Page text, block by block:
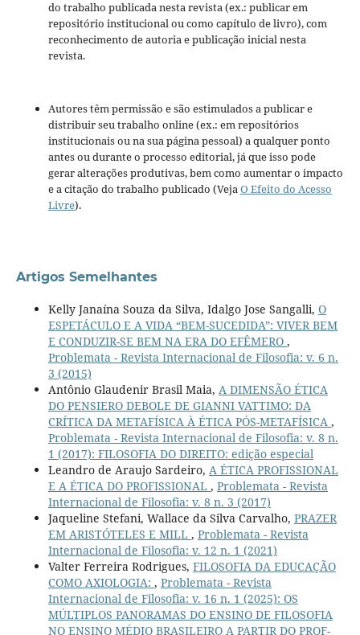
do trabalho publicada nesta revista (ex.: publicar em
repositório institucional ou como capítulo de livro), com
reconhecimento de autoria e publicação inicial nesta
revista.
Autores têm permissão e são estimulados a publicar e
distribuir seu trabalho online (ex.: em repositórios
institucionais ou na sua página pessoal) a qualquer ponto
antes ou durante o processo editorial, já que isso pode
gerar alterações produtivas, bem como aumentar o impacto
e a citação do trabalho publicado (VejaO Efeito do Acesso
Livre).
Artigos Semelhantes
Kelly Janaína Souza da Silva, Idalgo Jose Sangalli, O
ESPETÁCULO E A VIDA “BEM-SUCEDIDA”: VIVER BEM
E CONDUZIR-SE BEM NA ERA DO EFÊMERO ,
Problemata - Revista Internacional de Filosofia: v. 6 n.
3 (2015)
Antônio Glaudenir Brasil Maia, A DIMENSÃO ÉTICA
DO PENSIERO DEBOLE DE GIANNI VATTIMO: DA
CRÍTICA DA METAFÍSICA À ÉTICA PÓS-METAFÍSICA ,
Problemata - Revista Internacional de Filosofia: v. 8 n.
1 (2017): FILOSOFIA DO DIREITO: edição especial
Leandro de Araujo Sardeiro, A ÉTICA PROFISSIONAL
E A ÉTICA DO PROFISSIONAL , Problemata - Revista
Internacional de Filosofia: v. 8 n. 3 (2017)
Jaqueline Stefani, Wallace da Silva Carvalho, PRAZER
EM ARISTÓTELES E MILL , Problemata - Revista
Internacional de Filosofia: v. 12 n. 1 (2021)
Valter Ferreira Rodrigues, FILOSOFIA DA EDUCAÇÃO
COMO AXIOLOGIA: , Problemata - Revista
Internacional de Filosofia: v. 16 n. 1 (2025): OS
MÚLTIPLOS PANORAMAS DO ENSINO DE FILOSOFIA
NO ENSINO MÉDIO BRASILEIRO A PARTIR DO PROF-